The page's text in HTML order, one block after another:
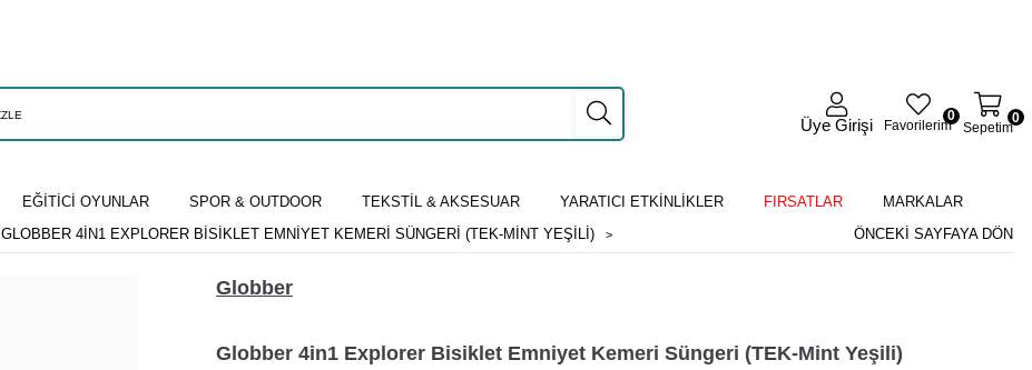
Üye Girişi Favorilerim
0
Sepetim
0
EĞİTİCİ OYUNLAR SPOR & OUTDOOR TEKSTİL & AKSESUAR YARATICI ETKİNLİKLER FIRSATLAR
MARKALAR
GLOBBER 4IN1 EXPLORER BISIKLET EMNIYET KEMERI SÜNGERI (TEK-MINT YEŞILI) ÖNCEKI SAYFAYA DÖN
Globber
Globber 4in1 Explorer Bisiklet Emniyet Kemeri Süngeri (TEK-Mint Yeşili)